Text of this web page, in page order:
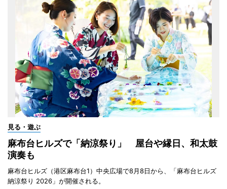
見る・遊ぶ
麻布台ヒルズで「納涼祭り」 屋台や縁日、和太鼓
演奏も
麻布台ヒルズ（港区麻布台1）中央広場で8月8日から、「麻布台ヒルズ
納涼祭り 2026」が開催される。